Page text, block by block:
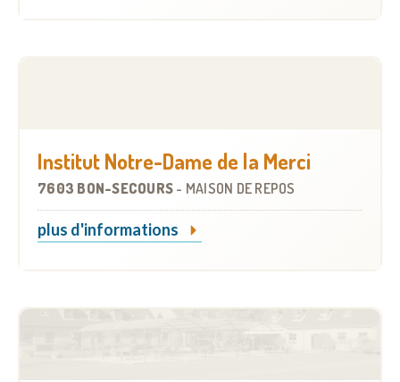
Institut Notre-Dame de la Merci
7603 BON-SECOURS - MAISON DE REPOS
plus d'informations